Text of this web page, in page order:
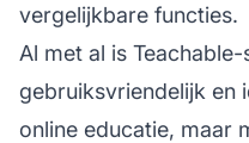
vergelijkbare functies.
Al met al is
gebruiksvriendelijk en
online educatie, maar